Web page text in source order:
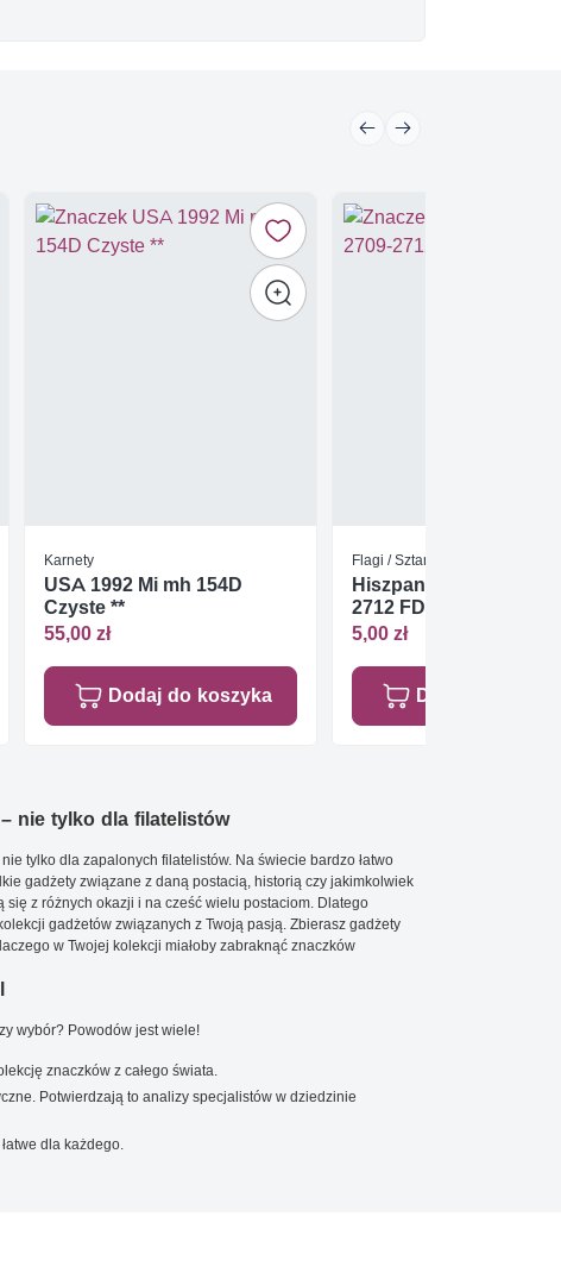
Karnety
USA 1992 Mi mh 154D
Czyste **
55,00 zł
Dodaj do koszyka
Flagi / Sztandary
Hiszpania 1986 Mi
2712 FDC
5,00 zł
Dodaj do
nie tylko dla filatelistów
tylko dla zapalonych filatelistów. Na świecie bardzo łatwo
gadżety związane z daną postacią, historią czy jakimkolwiek
się z różnych okazji i na cześć wielu postaciom. Dlatego
gadżetów związanych z Twoją pasją. Zbierasz gadżety
w Twojej kolekcji miałoby zabraknąć znaczków
wybór? Powodów jest wiele!
znaczków z całego świata.
Potwierdzają to analizy specjalistów w dziedzinie
dla każdego.